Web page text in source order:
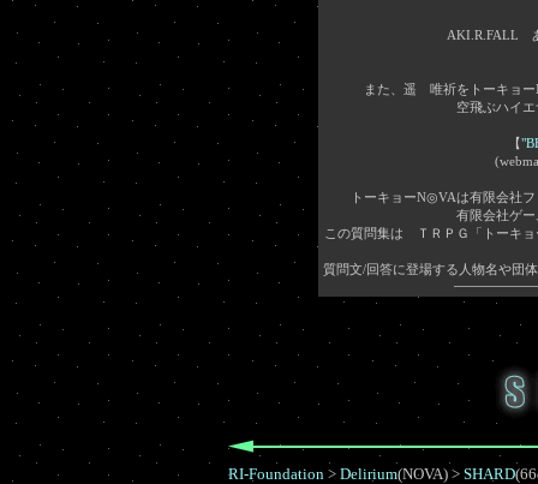
AKI.R.FALL
また、遥 唯祈をトーキョ
空飛ぶハイ
【
トーキョーN◎VAは有限会社
有限会社ゲ
この質問集は ＴＲＰＧ「トーキ
質問文/回答に登場する人物名や団
RI-Foundation > Delirium(NOVA) > SHARD